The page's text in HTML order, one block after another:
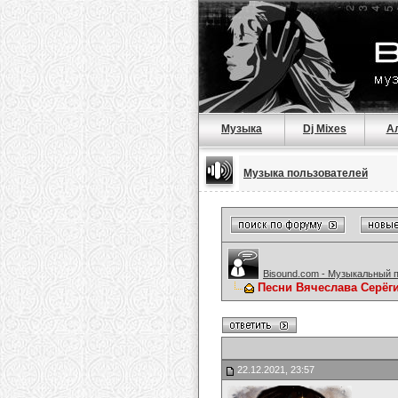
Музыка Dj Mixes
Музыка пользователей
Bisound.com - Музыкальный
Песни Вячеслава
22.12.2021, 23:57